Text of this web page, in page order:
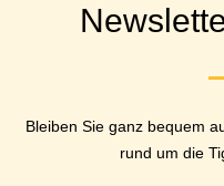
Bleiben Sie ganz bequem
rund um die